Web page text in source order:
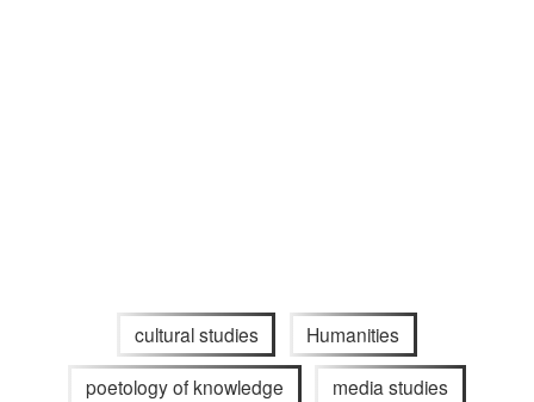
cultural studies Humanities
poetology of knowledge media studies